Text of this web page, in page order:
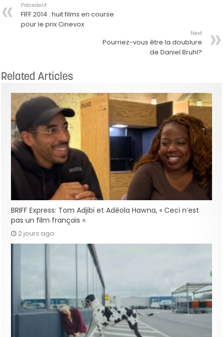
Précedent
FIFF 2014 : huit films en course
pour le prix Cinevox
Next
Pourriez-vous être la doublure
de Daniel Bruhl?
Related Articles
BRIFF Express: Tom Adjibi et Adéola Hawna, « Ceci n’est
pas un film français ».
2 jours ago